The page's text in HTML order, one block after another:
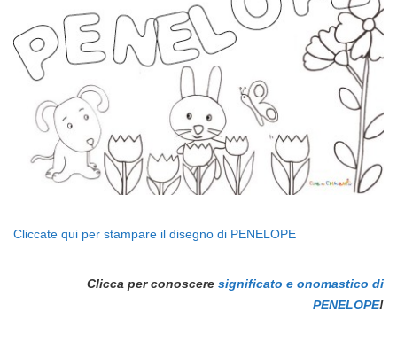
Cliccate qui per stampare il disegno di PENELOPE
Clicca per conoscere significato e onomastico di
PENELOPE!